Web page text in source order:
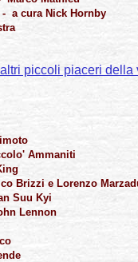
- a cura Nick Hornby
piccoli piaceri della
Ammaniti
Brizzi e Lorenzo
Suu Kyi
Lennon